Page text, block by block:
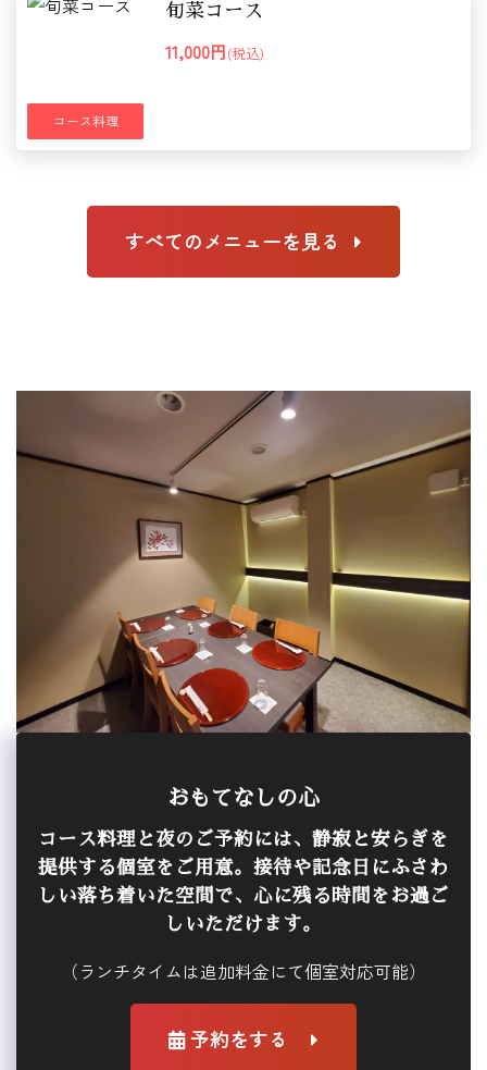
コース料理
旬菜コース
11,000円(税込)
すべてのメニューを見る
おもてなしの心
コース料理と夜のご予約には、静寂と安らぎを
提供する個室をご用意。接待や記念日にふさわ
しい落ち着いた空間で、心に残る時間をお過ご
しいただけます。
（ランチタイムは追加料金にて個室対応可能）
予約をする